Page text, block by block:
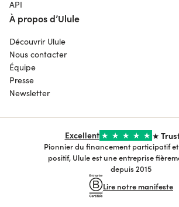
API
À propos d’Ulule
Découvrir Ulule
Nous contacter
Équipe
Presse
Newsletter
Excellent ★ ★ ★ ★ ★ ★
Pionnier du financement participatif et
positif, Ulule est une entreprise
depuis 2015
Lire notre manifeste